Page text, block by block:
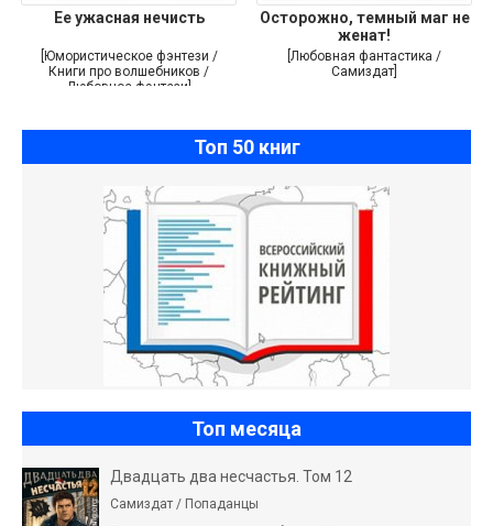
Ее ужасная нечисть
[Юмористическое фэнтези /
Книги про волшебников /
Любовное фэнтези]
Осторожно, темный маг не
женат!
[Любовная фантастика /
Самиздат]
Топ 50 книг
Топ месяца
Двадцать два несчастья. Том 12
Самиздат / Попаданцы